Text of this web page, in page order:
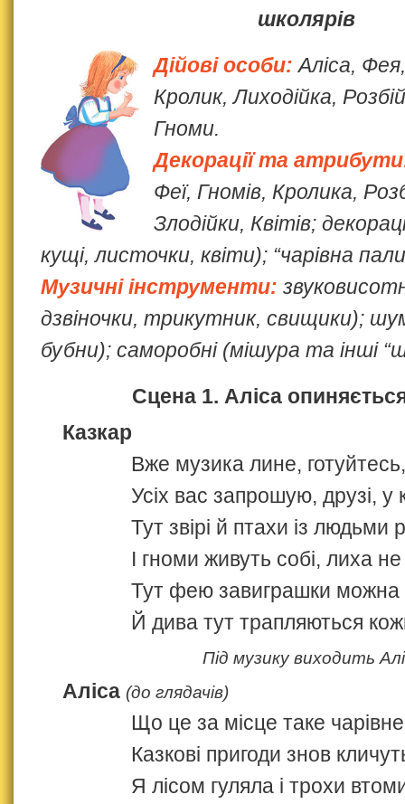
школярів
Дійові особи: Аліса,
Кролик, Лиходійка,
Гноми.
Декорації та
Феї, Гномів, Кролика,
Злодійки, Квітів;
кущі, листочки, квіти); “чарівна
Музичні інструменти:
дзвіночки, трикутник, свищики);
бубни); саморобні (мішура та інші
Сцена 1. Аліса
Казкар
Вже музика лине,
Усіх вас запрошую, друзі, у
Тут звірі й птахи із людьми
І гноми живуть собі, лиха
Тут фею завиграшки можна
Й дива тут трапляються
Під музику виходить
Аліса (до глядачів)
Що це за місце таке
Казкові пригоди знов
Я лісом гуляла і трохи